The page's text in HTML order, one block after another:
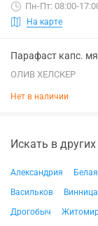
Пн-Пт: 08:00-
На карте
Парафаст капс.
ОЛИВ ХЕЛСКЕР
Нет в наличии
Искать в
Александрия
Васильков
Винница
Дрогобыч